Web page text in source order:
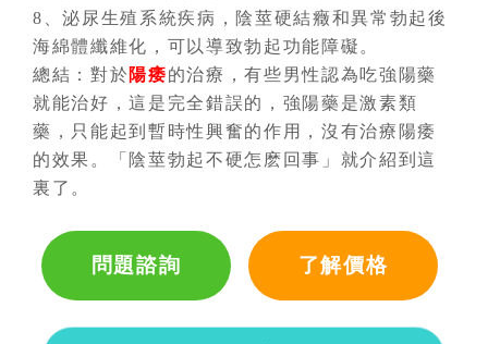
8、泌尿生殖系統疾病，陰莖硬結癥和異常勃起後
海綿體纖維化，可以導致勃起功能障礙。
總結：對於 陽痿的治療，有些男性認為吃強陽藥
就能治好，這是完全錯誤的，強陽藥是激素類
藥，只能起到暫時性興奮的作用，沒有治療陽痿
的效果。「陰莖勃起不硬怎麽回事」就介紹到這
裏了。
問題諮詢 了解價格